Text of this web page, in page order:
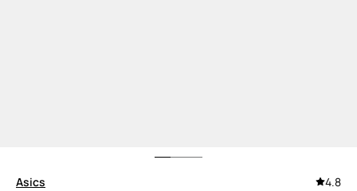
Asics 4.8